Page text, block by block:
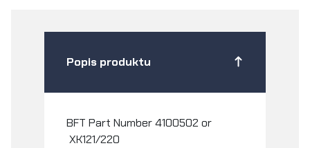
Popis produktu
BFT Part Number 4100502 or
XK121/220